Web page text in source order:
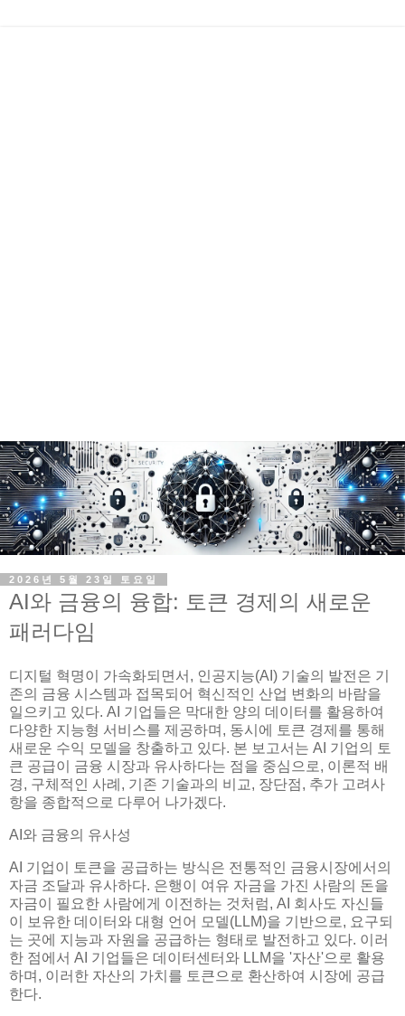
2026년 5월 23일 토요일
AI와 금융의 융합: 토큰 경제의 새로운
패러다임
디지털 혁명이 가속화되면서, 인공지능(AI) 기술의 발전은 기
존의 금융 시스템과 접목되어 혁신적인 산업 변화의 바람을
일으키고 있다. AI 기업들은 막대한 양의 데이터를 활용하여
다양한 지능형 서비스를 제공하며, 동시에 토큰 경제를 통해
새로운 수익 모델을 창출하고 있다. 본 보고서는 AI 기업의 토
큰 공급이 금융 시장과 유사하다는 점을 중심으로, 이론적 배
경, 구체적인 사례, 기존 기술과의 비교, 장단점, 추가 고려사
항을 종합적으로 다루어 나가겠다.
AI와 금융의 유사성
AI 기업이 토큰을 공급하는 방식은 전통적인 금융시장에서의
자금 조달과 유사하다. 은행이 여유 자금을 가진 사람의 돈을
자금이 필요한 사람에게 이전하는 것처럼, AI 회사도 자신들
이 보유한 데이터와 대형 언어 모델(LLM)을 기반으로, 요구되
는 곳에 지능과 자원을 공급하는 형태로 발전하고 있다. 이러
한 점에서 AI 기업들은 데이터센터와 LLM을 '자산'으로 활용
하며, 이러한 자산의 가치를 토큰으로 환산하여 시장에 공급
한다.